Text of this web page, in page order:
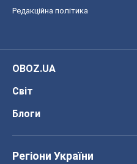
Редакційна політика
OBOZ.UA
Світ
Блоги
Регіони України